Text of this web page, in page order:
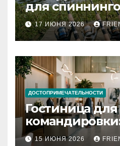
для
рыбалки:
типы
17 ИЮНЯ 2026
ДОСТОПРИМЕЧАТЕЛЬНОСТИ
Гостиница для
критерии
15 ИЮНЯ 2026